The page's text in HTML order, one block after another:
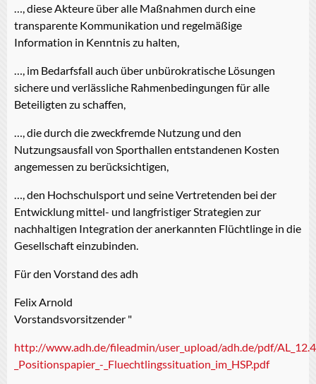
…, diese Akteure über alle Maßnahmen durch eine
transparente Kommunikation und regelmäßige
Information in Kenntnis zu halten,
…, im Bedarfsfall auch über unbürokratische Lösungen
sichere und verlässliche Rahmenbedingungen für alle
Beteiligten zu schaffen,
…, die durch die zweckfremde Nutzung und den
Nutzungsausfall von Sporthallen entstandenen Kosten
angemessen zu berücksichtigen,
…, den Hochschulsport und seine Vertretenden bei der
Entwicklung mittel- und langfristiger Strategien zur
nachhaltigen Integration der anerkannten Flüchtlinge in die
Gesellschaft einzubinden.
Für den Vorstand des adh
Felix Arnold
Vorstandsvorsitzender "
http://www.adh.de/fileadmin/user_upload/adh.de/pdf/
_Positionspapier_-_Fluechtlingssituation_im_HSP.pdf